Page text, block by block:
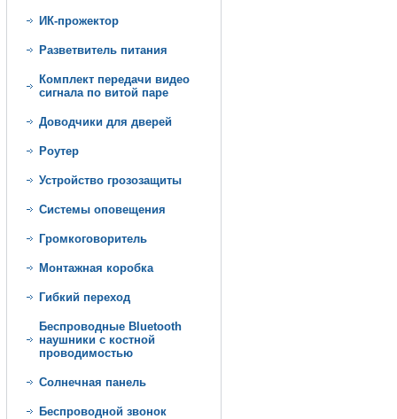
ИК-прожектор
Разветвитель питания
Комплект передачи видео
сигнала по витой паре
Доводчики для дверей
Роутер
Устройство грозозащиты
Системы оповещения
Громкоговоритель
Монтажная коробка
Гибкий переход
Беспроводные Bluetooth
наушники с костной
проводимостью
Солнечная панель
Беспроводной звонок